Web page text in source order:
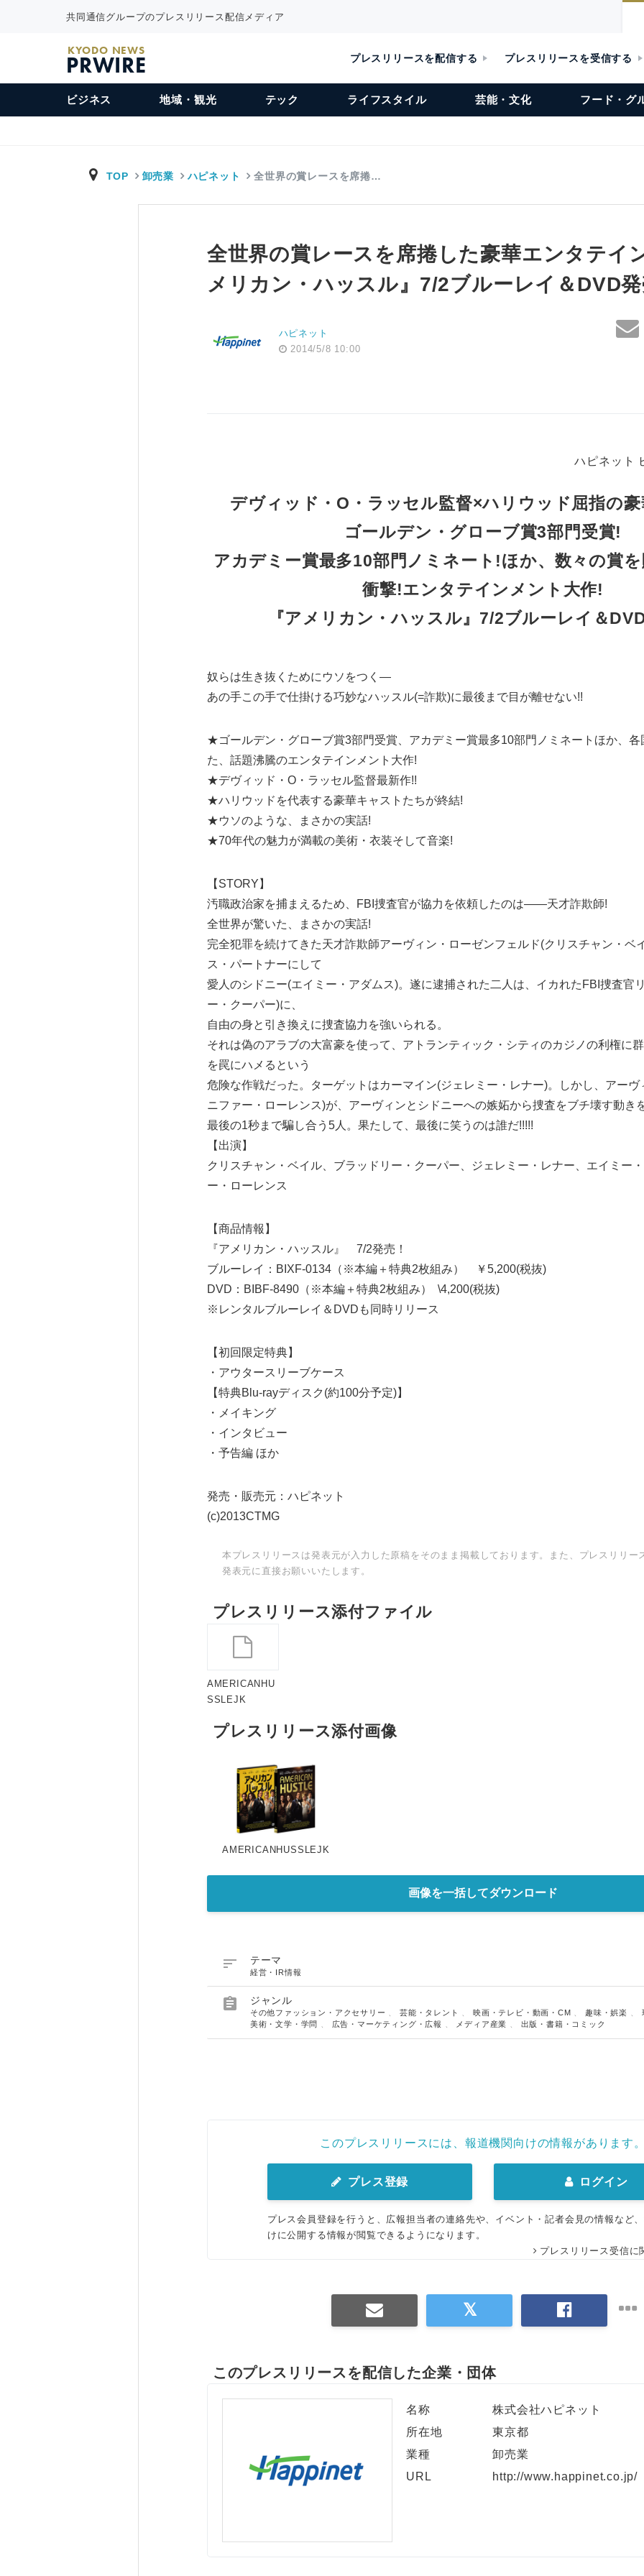
共同通信グループのプレスリリース配信メディア
KYODO NEWS
PRWIRE プレスリリースを配信する プレスリリースを受信する
ビジネス 地域・観光 テック ライフスタイル 芸能・文化 フード・グ
TOP 卸売業 ハピネット 全世界の賞レースを席捲…
全世界の賞レースを席捲した豪華エンタテイ
メリカン・ハッスル』7/2ブルーレイ＆DVD
ハピネット
2014/5/8 10:00
ハピネット
デヴィッド・O・ラッセル監督×ハリウッド屈指の
ゴールデン・グローブ賞3部門受賞!
アカデミー賞最多10部門ノミネート!ほか、数々の賞
衝撃!エンタテインメント大作!
『アメリカン・ハッスル』7/2ブルーレイ＆
奴らは生き抜くためにウソをつく―
あの手この手で仕掛ける巧妙なハッスル(=詐欺)に最後まで目が離せない!!
★ゴールデン・グローブ賞3部門受賞、アカデミー賞最多10部門ノミネートほか、各
た、話題沸騰のエンタテインメント大作!
★デヴィッド・O・ラッセル監督最新作!!
★ハリウッドを代表する豪華キャストたちが終結!
★ウソのような、まさかの実話!
★70年代の魅力が満載の美術・衣装そして音楽!
【STORY】
汚職政治家を捕まえるため、FBI捜査官が協力を依頼したのは――天才詐欺師!
全世界が驚いた、まさかの実話!
完全犯罪を続けてきた天才詐欺師アーヴィン・ローゼンフェルド(クリスチャン・ベ
ス・パートナーにして
愛人のシドニー(エイミー・アダムス)。遂に逮捕された二人は、イカれたFBI捜査官
ー・クーパー)に、
自由の身と引き換えに捜査協力を強いられる。
それは偽のアラブの大富豪を使って、アトランティック・シティのカジノの利権に
を罠にハメるという
危険な作戦だった。ターゲットはカーマイン(ジェレミー・レナー)。しかし、アーヴ
ニファー・ローレンス)が、アーヴィンとシドニーへの嫉妬から捜査をブチ壊す動き
最後の1秒まで騙し合う5人。果たして、最後に笑うのは誰だ!!!!!
【出演】
クリスチャン・ベイル、ブラッドリー・クーパー、ジェレミー・レナー、エイミー
ー・ローレンス
【商品情報】
『アメリカン・ハッスル』 7/2発売！
ブルーレイ：BIXF-0134（※本編＋特典2枚組み） ￥5,200(税抜)
DVD：BIBF-8490（※本編＋特典2枚組み） \4,200(税抜)
※レンタルブルーレイ＆DVDも同時リリース
【初回限定特典】
・アウタースリーブケース
【特典Blu-rayディスク(約100分予定)】
・メイキング
・インタビュー
・予告編 ほか
発売・販売元：ハピネット
(c)2013CTMG
本プレスリリースは発表元が入力した原稿をそのまま掲載しております。また、プレスリリー
発表元に直接お願いいたします。
プレスリリース添付ファイル
AMERICANHU
SSLEJK
プレスリリース添付画像
AMERICANHUSSLEJK
画像を一括してダウンロード
 テーマ
経営・IR情報
 ジャンル
その他ファッション・アクセサリー 、芸能・タレント 、映画・テレビ・動画・CM 、趣味・娯楽
美術・文学・学問
広告・マーケティング・広報 メディア産業 出版・書籍・コミック
このプレスリリースには、報道機関向けの情報があります。
プレス登録 ログイン
プレス会員登録を行うと、広報担当者の連絡先や、イベント・記者会見の情報など
けに公開する情報が閲覧できるようになります。
プレスリリース受信に
このプレスリリースを配信した企業・団体
名称
株式会社ハピネット
所在地
東京都
業種
卸売業
URL
http://www.happinet.co.jp/